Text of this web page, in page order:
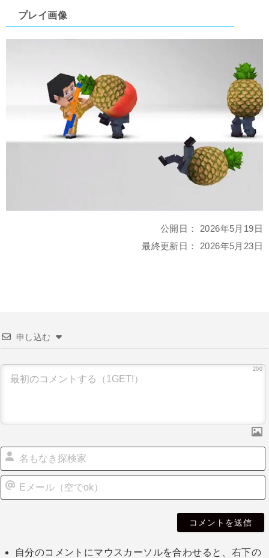
プレイ画像
公開日： 2026年5月19日
最終更新日： 2026年5月23日
申し込む
200
自分のコメントにマウスカーソルを合わせると、右下の